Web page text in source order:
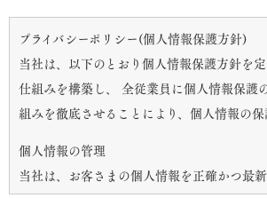
プライバシーポリシー(個人情報保護方針)
当社は、以下のとおり個人情報保護方針を
仕組みを構築し、 全従業員に個人情報保護
組みを徹底させることにより、個人情報の保
個人情報の管理
当社は、お客さまの個人情報を正確かつ最